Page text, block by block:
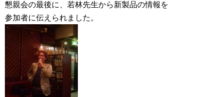
懇親会の最後に、若林先生から新製品の情報を
参加者に伝えられました。